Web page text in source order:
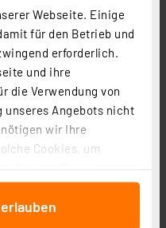
Webseite. Einige
für den Betrieb und
erforderlich.
und ihre
die Verwendung von
unseres Angebots nicht
wir Ihre
Cookies, um
können und die Zugriffe
Außerdem geben
unserer Website
inkl. MwSt.
zu Versandkosten